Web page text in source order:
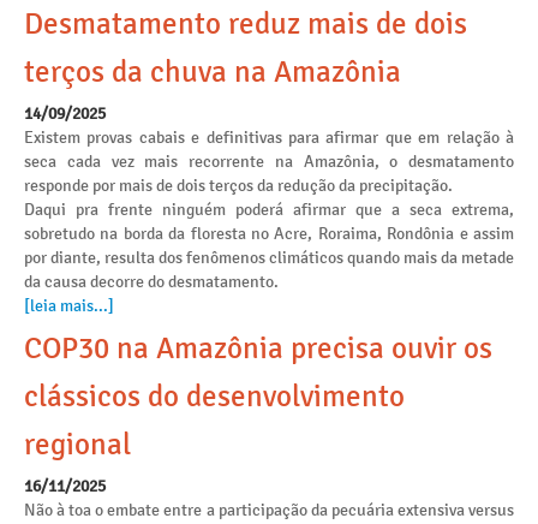
Desmatamento reduz mais de dois
terços da chuva na Amazônia
14/09/2025
Existem provas cabais e definitivas para afirmar que em relação à
seca cada vez mais recorrente na Amazônia, o desmatamento
responde por mais de dois terços da redução da precipitação.
Daqui pra frente ninguém poderá afirmar que a seca extrema,
sobretudo na borda da floresta no Acre, Roraima, Rondônia e assim
por diante, resulta dos fenômenos climáticos quando mais da metade
da causa decorre do desmatamento.
[leia mais...]
COP30 na Amazônia precisa ouvir os
clássicos do desenvolvimento
regional
16/11/2025
Não à toa o embate entre a participação da pecuária extensiva versus